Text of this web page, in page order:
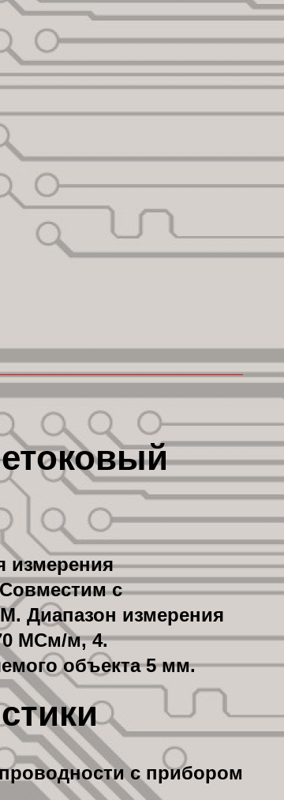
измерения
с
Диапазон измерения
МСм/м, 4.
объекта 5 мм.
с прибором